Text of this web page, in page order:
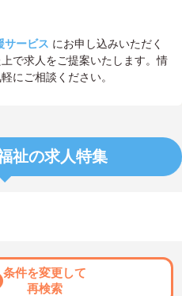
サービス にお申し込みいただく
で求人をご提案いたします。情
にご相談ください。
祉の求人特集
条件を変更して
再検索